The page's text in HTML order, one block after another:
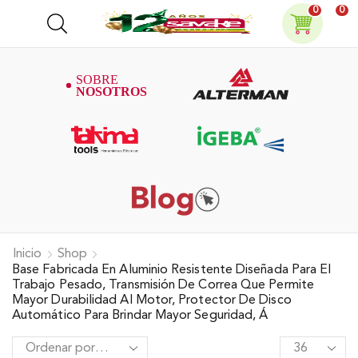
0 0
Inicio
Shop
Base Fabricada En Aluminio Resistente Diseñada Para El
Trabajo Pesado, Transmisión De Correa Que Permite
Mayor Durabilidad Al Motor, Protector De Disco
Automático Para Brindar Mayor Seguridad, Á